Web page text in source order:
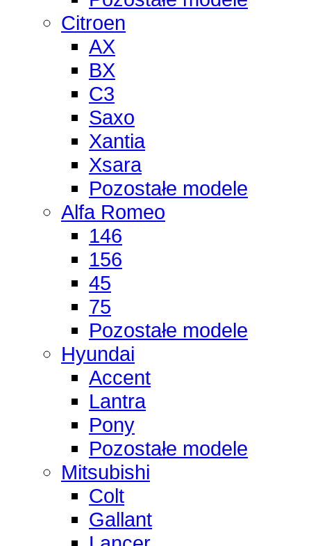
Citroen
AX
BX
C3
Saxo
Xantia
Xsara
Pozostałe modele
Alfa Romeo
146
156
45
75
Pozostałe modele
Hyundai
Accent
Lantra
Pony
Pozostałe modele
Mitsubishi
Colt
Gallant